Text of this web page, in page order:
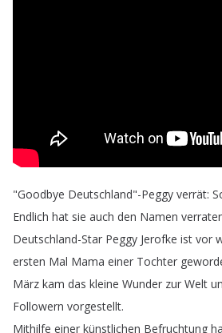
"Goodbye Deutschland"-Peggy verrät:
Endlich hat sie auch den Namen
Deutschland-Star Peggy Jerofke ist vor
ersten Mal Mama einer Tochter
März kam das kleine Wunder zur Welt
Followern vorgestellt.
Mithilfe einer künstlichen Befruchtung